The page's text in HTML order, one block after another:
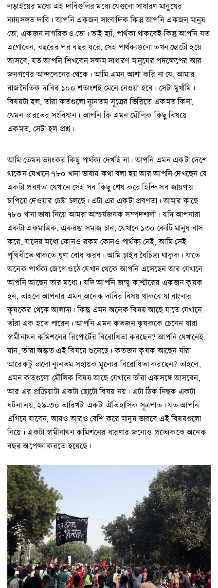
লড়াইয়ের মধ্যে এই দাবিগুলির মধ্যে যেগুলো সাধারণ মানুষের
ন্যায়সঙ্গত দাবি। আপনি একজন সাংবাদিক কিন্তু আপনি একজন মানুষ
তো, একজন নাগরিকও তো। তাই হ্যাঁ, পার্থক্য থাকবেই কিন্তু আপনি যত
এগোবেন, বছরের পর বছর ধরে, সেই পার্থক্যগুলো তখন ছোটো হয়ে
আসবে, যত আপনি শিখবেন সক্ষম সাধারণ মানুষের পদক্ষেপের আর
জনগণের আন্দলেনের থেকে। আমি এমন আশা করি না যে, আমার
রাজনৈতিক দাবির ১০০ শতাংশই মেনে নেওয়া হবে। সেটা মুর্খামি।
বিষয়টা হল, তাঁরা কতগুলো ন্যূনতম সূত্রের ভিত্তিতে একমত কিনা,
যেমন ভারতের সংবিধান। আপনি কি এমন মৌলিক কিছু বিষয়ে
একমত, সেটা হল প্রশ্ন।
আমি তেমন ভয়ংকর কিছু পার্থক্য দেখছি না। আপনি এমন একটা দেশে
থাকেন যেখানে ৭৮০ খানা ভাষায় কথা বলা হয় আর আপনি দেখছেন যে
একটা প্রবণতা যেখানে সেই সব কিছু শেষ করে হিন্দি সব জায়গায়
চাপিয়ে দেওয়ার চেষ্টা চলছে। এটা এর একটা প্রবণতা। আমার কাছে
৭৮০ খানা ভাষা নিয়ে আমরা আশ্চর্যজনক সম্পদশালী। যদি আপনারা
একটা একমাত্রিক, একরঙা সমাজ চান, যেখানে ১৩০ কোটি মানুষ বাস
করে, যাদের মধ্যে কোনও রকম কোনও পার্থক্য নেই, আমি সেই
পৃথিবীতে থাকতে ঘৃণা বোধ করব। আমি চাইব বৈচিত্র্য থাকুক। যাতে
অনেক পার্থক্য জেগে ওঠে যেখান থেকে আপনি এসেছেন আর যেখানে
আপনি আছেন তার মধ্যে। যদি আপনি জম্মু কাশ্মীরের একজন কৃষক
হন, তাহলে আপনার এমন অনেক দাবির বিষয় থাকবে যা বাংলার
কৃষকের থেকে আলাদা। কিন্তু এমন অনেক বিষয় আছে যাতে যেখানে
তাঁরা এক হতে পারেন। আপনি এমন কতজন কৃষককে চেনেন যারা
স্বামীনাথন কমিশনের রিপোর্টের বিরোধিতা করছেন? আপনি যেখানেই
যান, তাঁরা অন্তত এই বিষয়ে শুনেছে। কতজন কৃষক আছেন যাঁরা
আরেকটু ভালো ন্যূনতম সহায়ক মূল্যের বিরোধিতা করছেন? তাহলে,
এমন কতগুলো মৌলিক বিষয় আছে যেখানে তাঁরা একসঙ্গে আসবেন,
আর এর প্রক্রিয়াটা একটা ছোটো বিষয় নয়। এটা ঠিক নিছক একটা
ঘটনা নয়, ২৯-৩০ তারিখটা একটা ঐতিহাসিক সূত্রপাত। যত আপনি
এগিয়ে যাবেন, আরও আরও বেশি করে মানুষ ভাববে এই বিষয়গুলো
নিয়ে। একটা স্বামীনাথন কমিশনের ধারণার জন্যেও প্রত্যেককে অনেক
বছর অপেক্ষা করতে হয়েছে।